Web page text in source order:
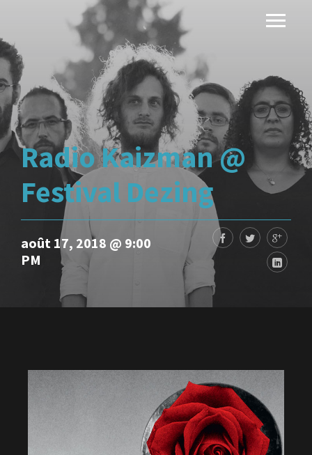
Radio Kaizman @
Festival Dezing
août 17, 2018 @ 9:00
PM